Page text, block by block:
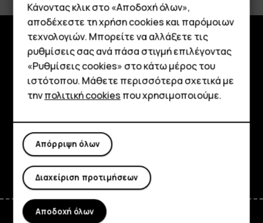
Smartphone
Τηλέφωνα απλής χρήσης
Tablet
Εξερευνήστε
Πληροφορίες
Υποστήριξη
FacebookInstagram
TiktokYoutube
Κάνοντας κλικ στο «Αποδοχή όλων»,
αποδέχεστε τη χρήση cookies και παρόμοιων
τεχνολογιών. Μπορείτε να αλλάξετε τις
ρυθμίσεις σας ανά πάσα στιγμή επιλέγοντας
«Ρυθμίσεις cookies» στο κάτω μέρος του
ιστότοπου. Μάθετε περισσότερα σχετικά με
τηνπολιτική cookiesπου χρησιμοποιούμε.
Απόρριψη όλων
Διαχείριση προτιμήσεων
Αποδοχή όλων